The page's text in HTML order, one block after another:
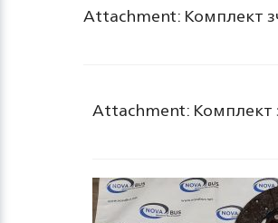
Attachment: Комплект
Attachment: Комплект